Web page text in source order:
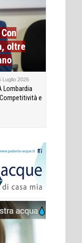
oltre
Luglio 2026
Lombardia
e